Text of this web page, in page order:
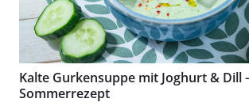
Kalte Gurkensuppe mit Joghurt & Dill
Sommerrezept